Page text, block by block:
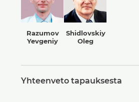
Razumov
Yevgeniy
Shidlovskiy
Oleg
Yhteenveto tapauksesta